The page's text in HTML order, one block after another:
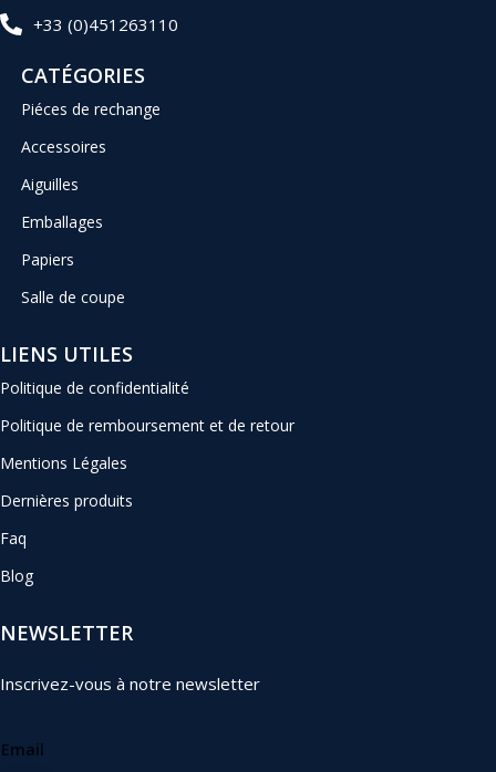
+33 (0)451263110
CATÉGORIES
Piéces de rechange
Accessoires
Aiguilles
Emballages
Papiers
Salle de coupe
LIENS UTILES
Politique de confidentialité
Politique de remboursement et de retour
Mentions Légales
Dernières produits
Faq
Blog
NEWSLETTER
Inscrivez-vous à notre newsletter
Email